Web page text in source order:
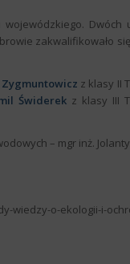
Dwóch
zakwalifikowało
z klasy II
Świderekz klasy III
– mgr inż.
wiedzy-o-ekologii-i-